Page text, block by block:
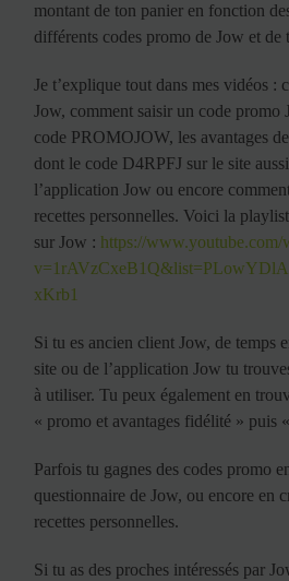
montant de ton panier en fonction
différents codes promo de Jow et de
Je t’explique tout dans mes vidéos :
Jow, comment saisir un code promo
code PROMOJOW, les avantages
dont le code D4RPFJ sur le site
l’application Jow ou encore
recettes personnelles. Voici la
sur Jow : https://www.youtube.com/
xKrb1
Si tu es ancien client Jow, de temps
site ou de l’application Jow tu
à utiliser. Tu peux également en
« promo et avantages fidélité » puis
Parfois tu gagnes des codes promo
questionnaire de Jow, ou encore en
recettes personnelles.
Si tu as des proches intéressés par